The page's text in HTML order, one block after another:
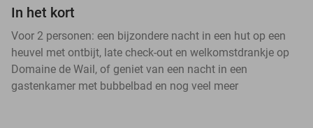
In het kort
Voor 2 personen: een bijzondere nacht in een hut op een
heuvel met ontbijt, late check-out en welkomstdrankje op
Domaine de Wail, of geniet van een nacht in een
gastenkamer met bubbelbad en nog veel meer